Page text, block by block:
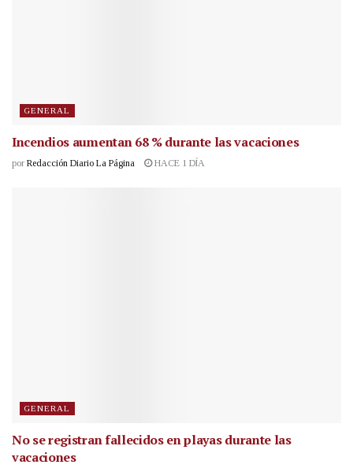
GENERAL
Incendios aumentan 68 % durante las vacaciones
por Redacción Diario La Página HACE 1 DÍA
GENERAL
No se registran fallecidos en playas durante las
vacaciones